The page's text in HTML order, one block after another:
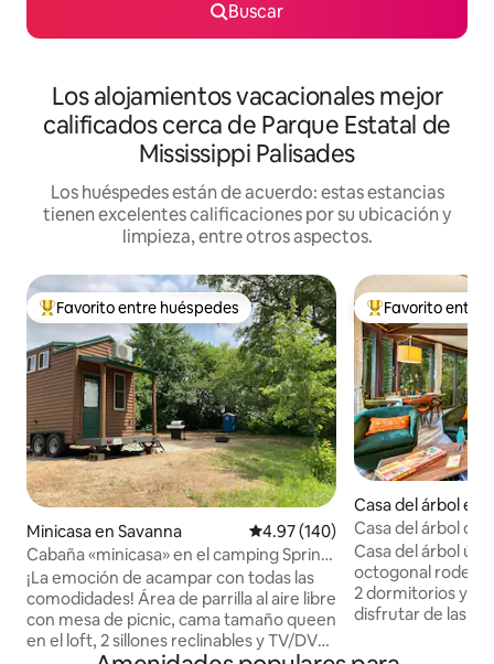
Buscar
Los alojamientos vacacionales mejor
calificados cerca de Parque Estatal de
Mississippi Palisades
Los huéspedes están de acuerdo: estas estancias
tienen excelentes calificaciones por su ubicación y
limpieza, entre otros aspectos.
De los mejores en Favorito entre huéspedes
Favorito entre huéspedes
Minicasa en Savanna Calificación promedio: 4.97 de
4.97 (140)
Cabaña «minicasa» en el camping Spring
Lake
¡La emoción de acampar con todas las
comodidades! Área de parrilla al aire libre
con mesa de picnic, cama tamaño queen
en el loft, 2 sillones reclinables y TV/DVD,
De los mejores
Favorito entre
Casa del árbol en
Casa del árbol
piscina,
Casa del árbol
octogonal
2 dormitorios y 2
disfrutar de las
techo. Una cama